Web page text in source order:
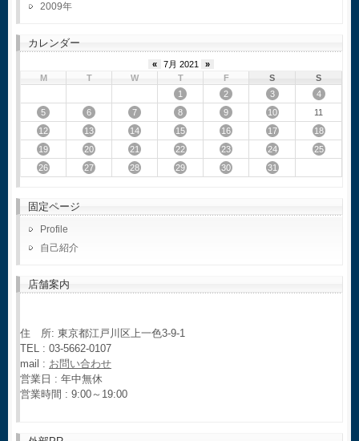
2009
カレンダー
« 7月 2021
»
M
T W T F S
S
1
2 3
4
5
6 7 8 9 10
11
12
13 14 15 16 17
18
19
20 21 22 23 24
25
26
27 28 29 30 31
固定ページ
Profile
自己紹介
店舗案内
住 所: 東京都江戸川区上一色3-9-1
TEL : 03-5662-0107
mail : お問い合わせ
営業日 : 年中無休
営業時間 : 9:00～19:00